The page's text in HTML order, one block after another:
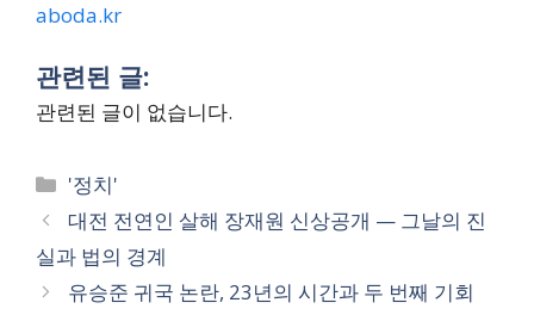
aboda.kr
관련된 글:
관련된 글이 없습니다.
Categories
'정치'
대전 전연인 살해 장재원 신상공개 — 그날의 진
실과 법의 경계
유승준 귀국 논란, 23년의 시간과 두 번째 기회